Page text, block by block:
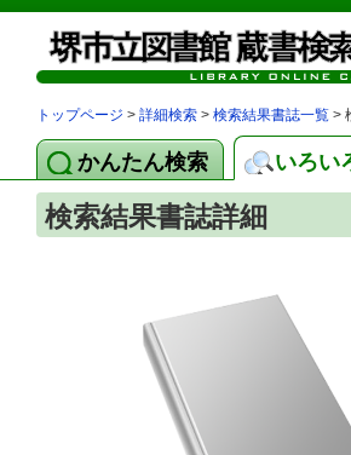
トップページ > 詳細検索 > 検索結果書誌一覧 >
かんたん検索 いろい
検索結果書誌詳細